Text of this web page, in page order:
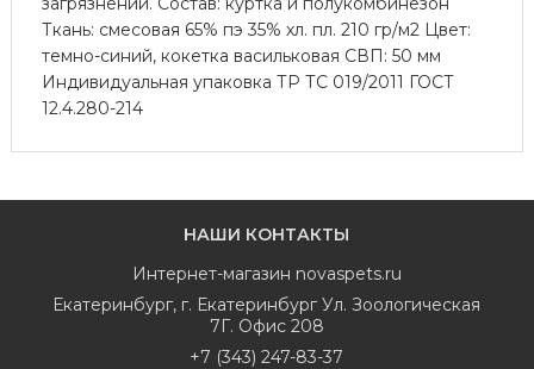
Ткань: смесовая 65% пэ 35% хл. пл. 210 гр/м2 Цвет:
темно-синий, кокетка васильковая СВП: 50 мм
Индивидуальная упаковка ТР ТС 019/2011 ГОСТ
12.4.280-214
НАШИ КОНТАКТЫ
Интернет-магазин novaspets.ru
Екатеринбург, г. Екатеринбург Ул. Зоологическая
7Г. Офис 208
+7 (343) 247-83-37